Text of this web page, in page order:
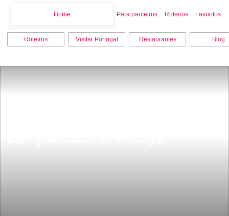
Home Para parceiros Roteiros Favoritos
Roteiros Visitar Portugal Restaurantes Blog